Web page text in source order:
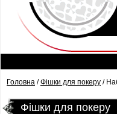
Головна /Фішки для покеру /
Фішки для покеру